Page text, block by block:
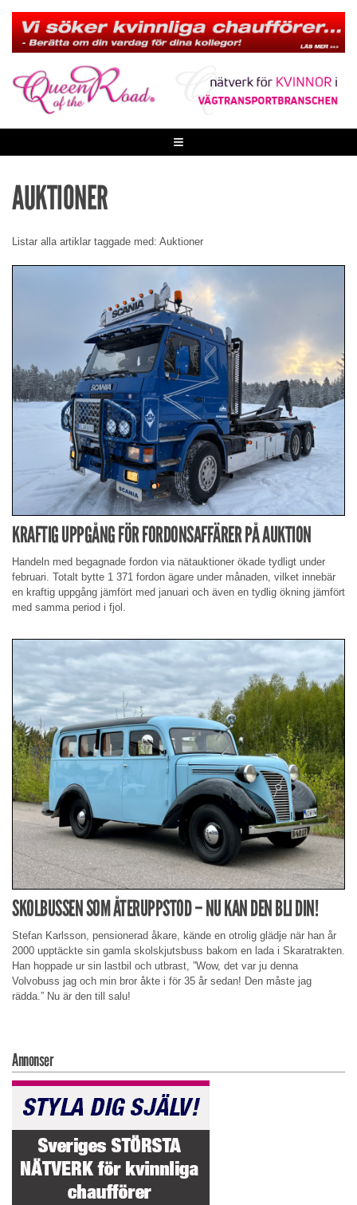
content
≡
AUKTIONER
Listar alla artiklar taggade med: Auktioner
KRAFTIG UPPGÅNG FÖR FORDONSAFFÄRER PÅ AUKTION
Handeln med begagnade fordon via nätauktioner ökade tydligt under
februari. Totalt bytte 1 371 fordon ägare under månaden, vilket innebär
en kraftig uppgång jämfört med januari och även en tydlig ökning jämfört
med samma period i fjol.
SKOLBUSSEN SOM ÅTERUPPSTOD – NU KAN DEN BLI DIN!
Stefan Karlsson, pensionerad åkare, kände en otrolig glädje när han år
2000 upptäckte sin gamla skolskjutsbuss bakom en lada i Skaratrakten.
Han hoppade ur sin lastbil och utbrast, ”Wow, det var ju denna
Volvobuss jag och min bror åkte i för 35 år sedan! Den måste jag
rädda.” Nu är den till salu!
Annonser